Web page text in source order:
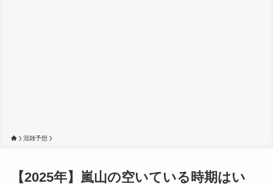
混雑予想
【2025年】嵐山の空いている時期はい